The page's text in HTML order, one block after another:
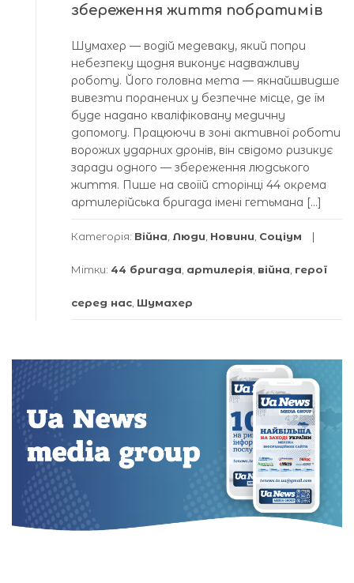
збереження життя побратимів
Шумахер — водій медеваку, який попри
небезпеку щодня виконує надважливу
роботу. Його головна мета — якнайшвидше
вивезти поранених у безпечне місце, де їм
буде надано кваліфіковану медичну
допомогу. Працюючи в зоні активної роботи
ворожих ударних дронів, він свідомо ризикує
заради одного — збереження людського
життя. Пише на своїій сторінці 44 окрема
артилерійська бригада імені гетьмана […]
Категорія: Війна, Люди, Новини, Соціум
Мітки: 44 бригада, артилерія, війна, герої
серед нас, Шумахер